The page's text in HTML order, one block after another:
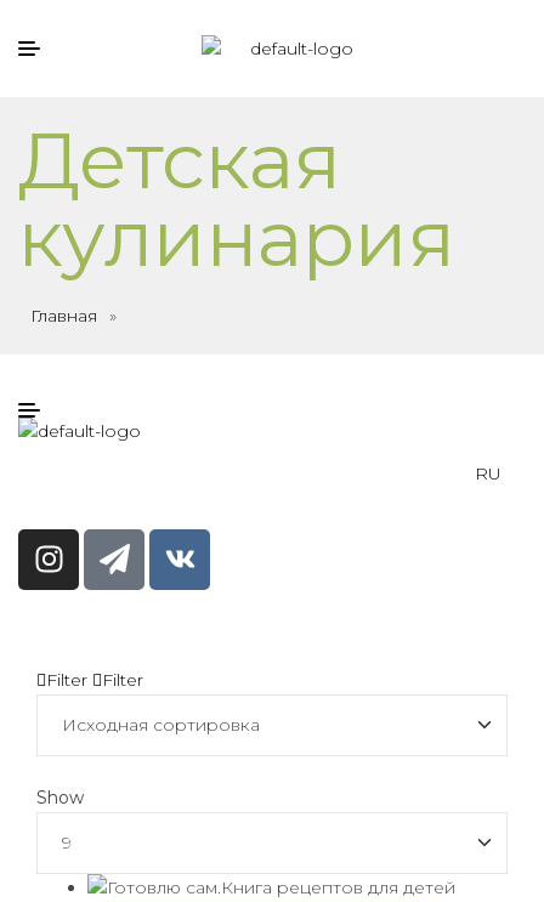
Детская
кулинария
Главная »
RU
Filter Filter
Show